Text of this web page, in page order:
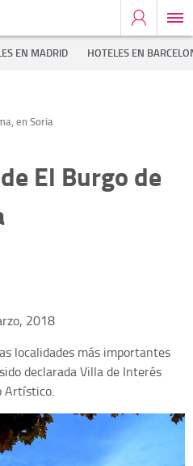
EN MADRID HOTELES EN
en Soria
El Burgo de
2018
localidades más importantes
declarada Villa de Interés
Artístico.